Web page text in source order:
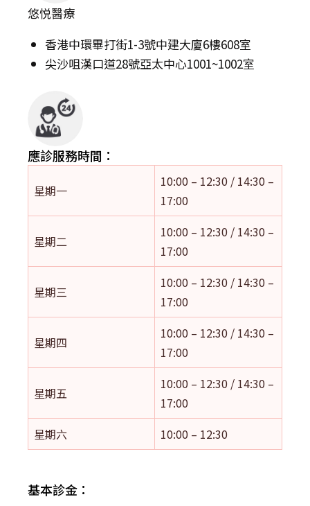
悠悦醫療
香港中環畢打街1-3號中建大廈6樓608室
尖沙咀漢口道28號亞太中心1001~1002室
應診服務時間：
星期一
10:00 – 12:30 / 14:30 –
17:00
星期二
10:00 – 12:30 / 14:30 –
17:00
星期三
10:00 – 12:30 / 14:30 –
17:00
星期四
10:00 – 12:30 / 14:30 –
17:00
星期五
10:00 – 12:30 / 14:30 –
17:00
星期六
10:00 – 12:30
基本診金：